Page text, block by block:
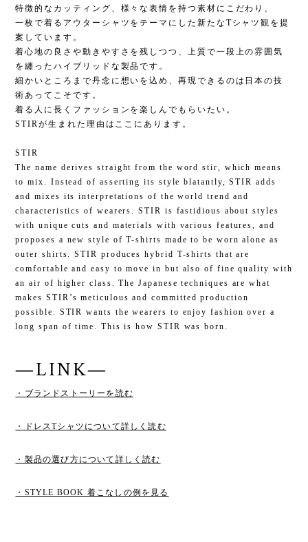
特徴的なカッティング、様々な表情を持つ素材にこだわり、
一枚で着るアウターシャツをテーマにした新たなTシャツ観を提
案しています。
着心地の良さや動きやすさを残しつつ、上質で一段上の雰囲気
を纏ったハイブリッドな製品です。
細かいところまで丹念に想いを込め、再現できるのは日本の技
術あってこそです。
着る人に長くファッションを楽しんでもらいたい。
STIRが生まれた理由はここにあります。
STIR
The name derives straight from the word stir, which means
to mix. Instead of asserting its style blatantly, STIR adds
and mixes its interpretations of the world trend and
characteristics of wearers. STIR is fastidious about styles
with unique cuts and materials with various features, and
proposes a new style of T-shirts made to be worn alone as
outer shirts. STIR produces hybrid T-shirts that are
comfortable and easy to move in but also of fine quality with
an air of higher class. The Japanese techniques are what
makes STIR’s meticulous and committed production
possible. STIR wants the wearers to enjoy fashion over a
long span of time. This is how STIR was born.
—LINK—
・ブランドストーリーを読む
・ドレスTシャツについて詳しく読む
・製品の選び方について詳しく読む
・STYLE BOOK 着こなしの例を見る